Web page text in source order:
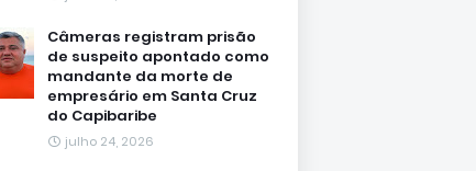
Câmeras registram prisão
de suspeito apontado como
mandante da morte de
empresário em Santa Cruz
do Capibaribe
julho 24, 2026